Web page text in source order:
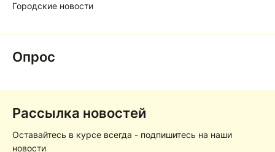
Городские новости
Опрос
Рассылка новостей
Оставайтесь в курсе всегда - подпишитесь на наши
новости